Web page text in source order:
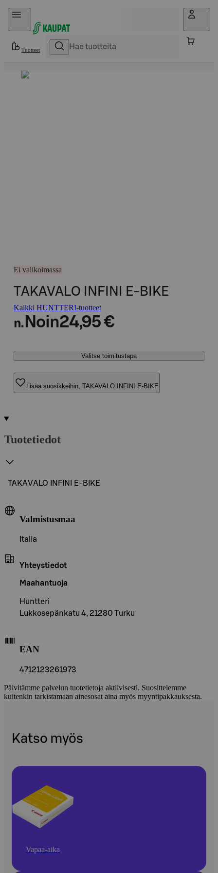
Hyppää sisältöön
Tuotteet
Ei valikoimassa
TAKAVALO INFINI E-BIKE
Kaikki HUNTTERI-tuotteet
n. Noin24,95 €
Valitse toimitustapa
Lisää suosikkeihin, TAKAVALO INFINI E-BIKE
Tuotetiedot
TAKAVALO INFINI E-BIKE
Valmistusmaa
Italia
Yhteystiedot
Maahantuoja
Huntteri
Lukkosepänkatu 4, 21280 Turku
EAN
4712123261973
Päivitämme palvelun tuotetietoja aktiivisesti. Suosittelemme
kuitenkin tarkistamaan ainesosat aina myös myyntipakkauksesta.
Katso myös
Vapaa-aika